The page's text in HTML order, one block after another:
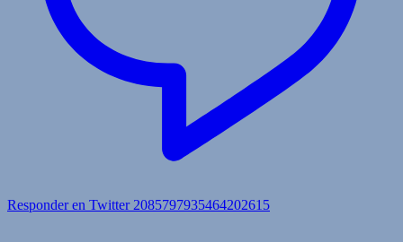
Responder en Twitter 2085797935464202615